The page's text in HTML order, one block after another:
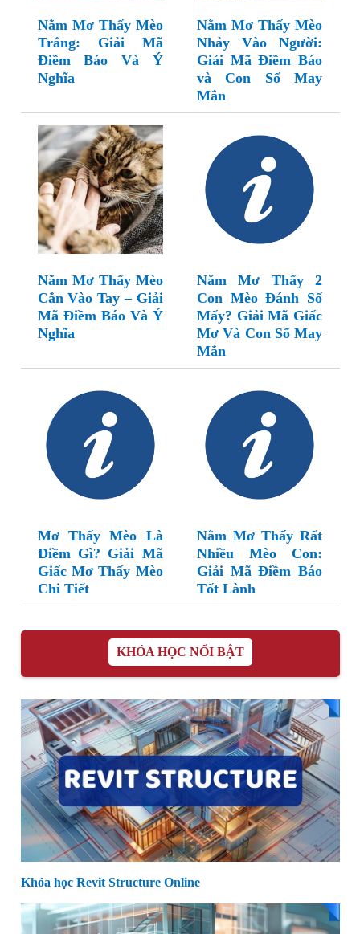
Nằm Mơ Thấy Mèo
Trắng: Giải Mã
Điềm Báo Và Ý
Nghĩa
Nằm Mơ Thấy Mèo
Nhảy Vào Người:
Giải Mã Điềm Báo
và Con Số May
Mắn
Nằm Mơ Thấy Mèo
Cắn Vào Tay – Giải
Mã Điềm Báo Và Ý
Nghĩa
Nằm Mơ Thấy 2
Con Mèo Đánh Số
Mấy? Giải Mã Giấc
Mơ Và Con Số May
Mắn
Mơ Thấy Mèo Là
Điềm Gì? Giải Mã
Giấc Mơ Thấy Mèo
Chi Tiết
Nằm Mơ Thấy Rất
Nhiều Mèo Con:
Giải Mã Điềm Báo
Tốt Lành
KHÓA HỌC NỔI BẬT
Khóa học Revit Structure Online